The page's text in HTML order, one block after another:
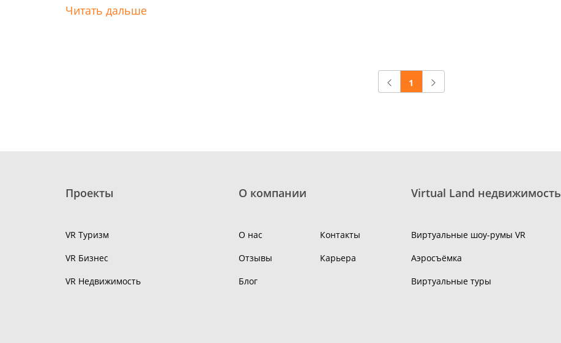
Читать дальше
1
Проекты
VR Туризм
VR Бизнес
VR Недвижимость
О компании
О нас
Контакты
Отзывы
Карьера
Блог
Virtual Land недвижимость
Виртуальные шоу-румы VR
Аэросъёмка
Виртуальные туры